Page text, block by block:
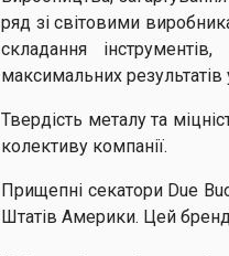
ряд зі світовими
складання
максимальних результатів
Твердість металу та
колективу компанії.
Прищепні секатори Due
Штатів Америки. Цей